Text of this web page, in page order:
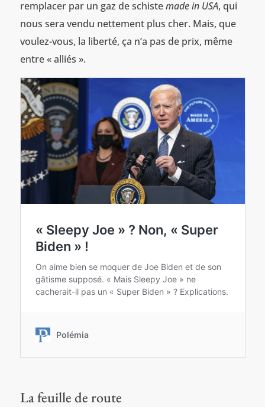
remplacer par un gaz de schistemade in USA, qui
nous sera vendu nettement plus cher. Mais, que
voulez-vous, la liberté, ça n’a pas de prix, même
entre « alliés ».
La feuille de route